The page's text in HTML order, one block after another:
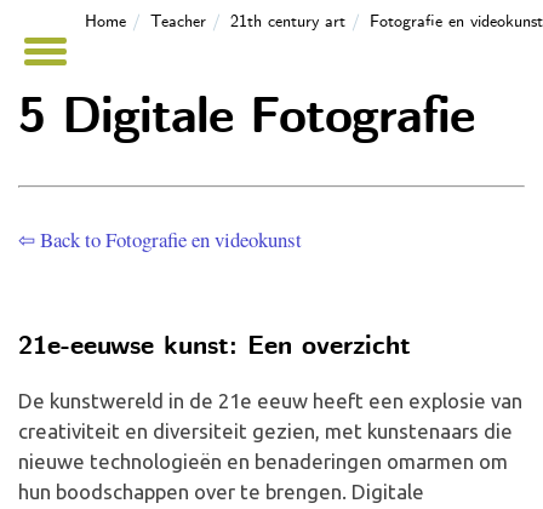
Home Teacher 21th century art Fotografie en videokunst
5 Digitale Fotografie
⇦ Back to Fotografie en videokunst
21e-eeuwse kunst: Een overzicht
De kunstwereld in de 21e eeuw heeft een explosie van
creativiteit en diversiteit gezien, met kunstenaars die
nieuwe technologieën en benaderingen omarmen om
hun boodschappen over te brengen. Digitale